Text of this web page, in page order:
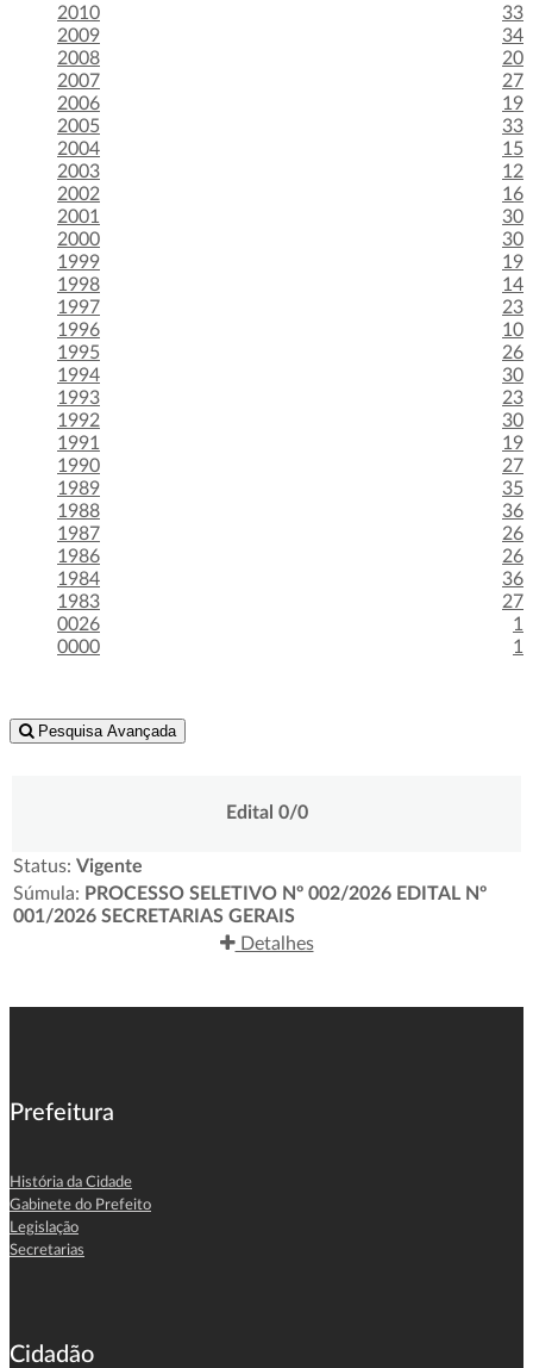
2010
33
2009
34
2008
20
2007
27
2006
19
2005
33
2004
15
2003
12
2002
16
2001
30
2000
30
1999
19
1998
14
1997
23
1996
10
1995
26
1994
30
1993
23
1992
30
1991
19
1990
27
1989
35
1988
36
1987
26
1986
26
1984
36
1983
27
0026
1
0000
1
Pesquisa Avançada
Edital 0/0
Status: Vigente
Súmula: PROCESSO SELETIVO Nº 002/2026 EDITAL Nº
001/2026 SECRETARIAS GERAIS
Detalhes
Prefeitura
História da Cidade
Gabinete do Prefeito
Legislação
Secretarias
Cidadão